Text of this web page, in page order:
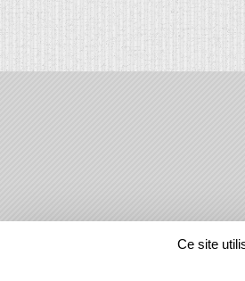
REGIONS
Ce site